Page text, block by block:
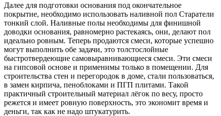
Далее для подготовки основания под окончательное
покрытие, необходимо использовать наливной пол Старатели
тонкий слой. Наливные полы необходимы для финишной
доводки основания, равномерно растекаясь, они, делают пол
идеально ровным. Теперь продаются смеси, которые успешно
могут выполнить обе задачи, это толстослойные
быстротвердеющие самовыравнивающиеся смеси. Эти смеси
на гипсовой основе и применимы только в помещении. Для
строительства стен и перегородок в доме, стали пользоваться,
в замен кирпича, пеноблоками и ПГП плитами. Такой
практичный строительный материал лёгок по весу, просто
режется и имеет ровную поверхность, это экономит время и
деньги, так как не надо штукатурить.